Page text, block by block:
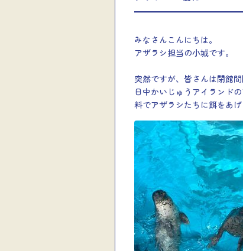
みなさんこんにちは。
アザラシ担当の小城です。
突然ですが、皆さんは閉館
日中かいじゅうアイランド
料でアザラシたちに餌をあ